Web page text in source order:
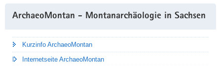
ArchaeoMontan - Montanarchäologie in Sachsen
Kurzinfo ArchaeoMontan
Internetseite ArchaeoMontan